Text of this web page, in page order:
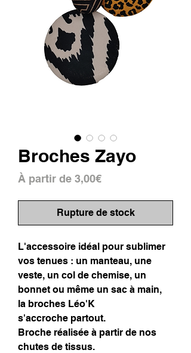
Broches Zayo
À partir de 3,00€Prix
Rupture de stock
L'accessoire idéal pour sublimer
vos tenues : un manteau, une
veste, un col de chemise, un
bonnet ou même un sac à main,
la broches Léo'K
s'accroche partout.
Broche réalisée à partir de nos
chutes de tissus.